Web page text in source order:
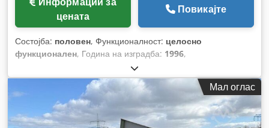
цената
Повикајте
Состојба: половен, Функционалност: целосно
функционален, Година на изградба: 1996,
Мал оглас